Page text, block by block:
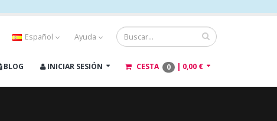
Español Ayuda
BLOG INICIAR SESIÓN CESTA 0 | 0,00 €